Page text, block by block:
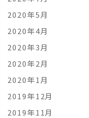
2020年5月
2020年4月
2020年3月
2020年2月
2020年1月
2019年12月
2019年11月